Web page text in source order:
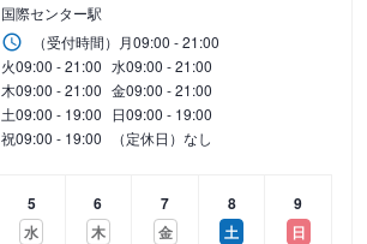
国際センター駅
（受付時間） 月09:00 - 21:00
火09:00 - 21:00 水09:00 - 21:00
木09:00 - 21:00 金09:00 - 21:00
土09:00 - 19:00 日09:00 - 19:00
祝09:00 - 19:00 （定休日）なし
5
水
6
木
7
金
8
土
9
日